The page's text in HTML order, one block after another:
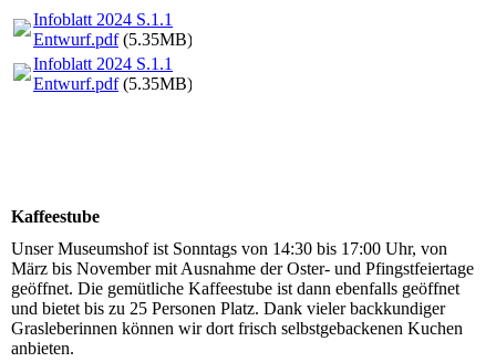
Infoblatt 2024 S.1.1
Entwurf.pdf(5.35MB)
Infoblatt 2024 S.1.1
Entwurf.pdf(5.35MB)
Kaffeestube
Unser Museumshof ist Sonntags von 14:30 bis 17:00 Uhr, von
März bis November mit Ausnahme der Oster- und Pfingstfeiertage
geöffnet. Die gemütliche Kaffeestube ist dann ebenfalls geöffnet
und bietet bis zu 25 Personen Platz. Dank vieler backkundiger
Grasleberinnen können wir dort frisch selbstgebackenen Kuchen
anbieten.